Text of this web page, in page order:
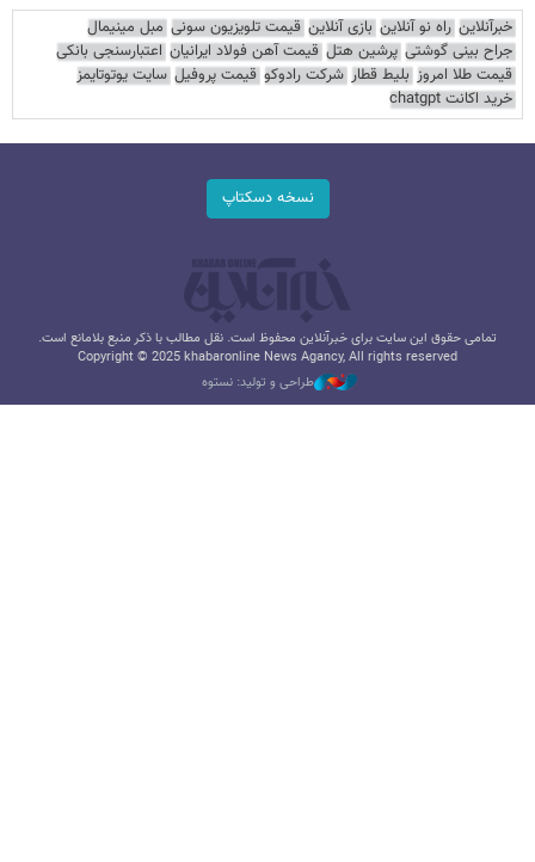
خبرآنلاین راه نو آنلاین بازی آنلاین قیمت تلویزیون سونی مبل مینیمال
جراح بینی گوشتی پرشین هتل قیمت آهن فولاد ایرانیان اعتبارسنجی بانکی
قیمت طلا امروز بلیط قطار شرکت رادوکو قیمت پروفیل سایت یوتوتایمز
خرید اکانت chatgpt
نسخه دسکتاپ
تمامی حقوق این سایت برای خبرآنلاین محفوظ است. نقل مطالب با ذکر منبع بلامانع است.
Copyright © 2025 khabaronline News Agancy, All rights reserved
طراحی و تولید: نستوه